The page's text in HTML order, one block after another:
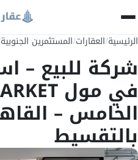
الرئيسية/العقارات/المستثمرين الجنوبية
الخامس –
بالتقسيط